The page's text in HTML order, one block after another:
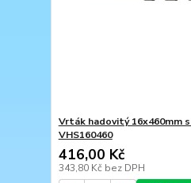
Vrták hadovitý 16x460mm
VHS160460
416,00 Kč
343,80 Kč bez DPH